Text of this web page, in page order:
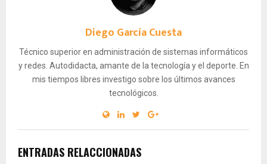
Diego García Cuesta
Técnico superior en administración de sistemas informáticos
y redes. Autodidacta, amante de la tecnología y el deporte. En
mis tiempos libres investigo sobre los últimos avances
tecnológicos.
ENTRADAS RELACCIONADAS